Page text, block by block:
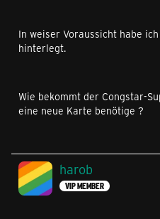
In weiser Voraussicht habe
hinterlegt.
Wie bekommt der Congstar-
eine neue Karte benötige ?
harob
VIP MEMBER